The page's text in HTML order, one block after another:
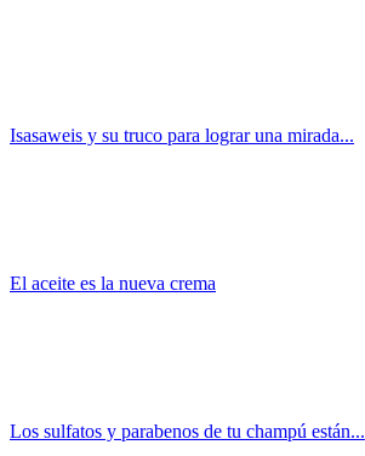
Isasaweis y su truco para lograr una mirada...
El aceite es la nueva crema
Los sulfatos y parabenos de tu champú están...